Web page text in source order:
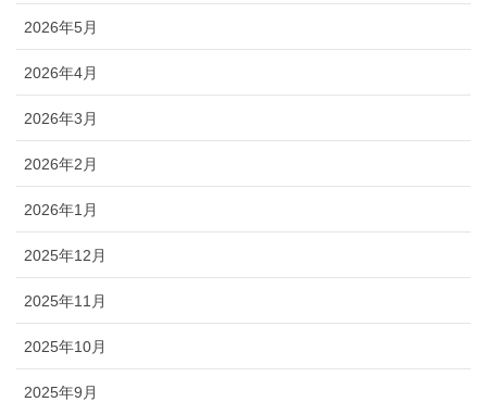
2026年5月
2026年4月
2026年3月
2026年2月
2026年1月
2025年12月
2025年11月
2025年10月
2025年9月